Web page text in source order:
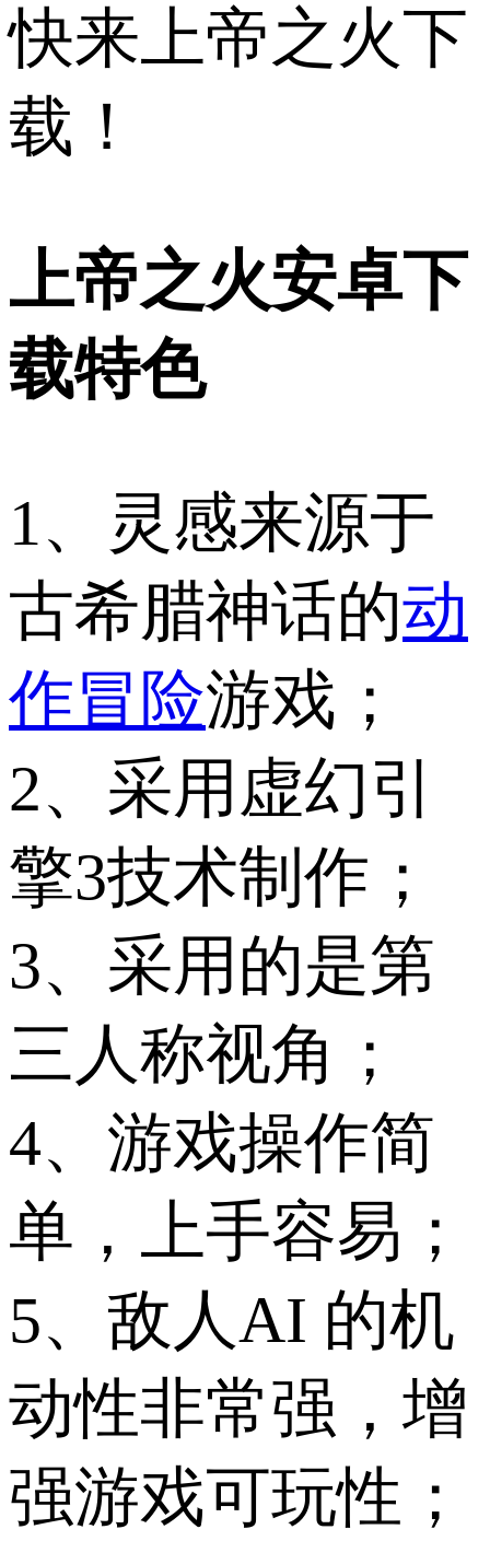
快来上帝之火下
载！
上帝之火安卓下
载特色
1、灵感来源于
古希腊神话的动
作冒险游戏；
2、采用虚幻引
擎3技术制作；
3、采用的是第
三人称视角；
4、游戏操作简
单，上手容易；
5、敌人AI 的机
动性非常强，增
强游戏可玩性；